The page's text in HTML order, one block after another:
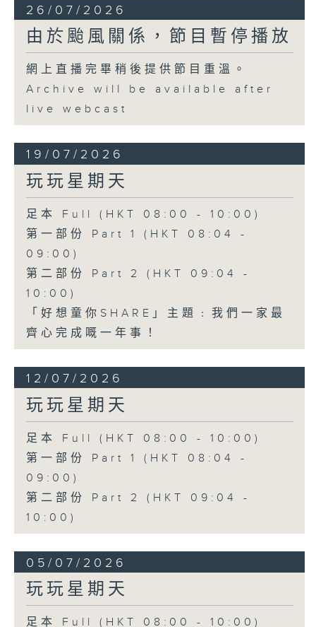
26/07/2026
由於颱風關係，節目暫停播放
網上直播完畢稍後提供節目重溫。
Archive will be available after
live webcast
19/07/2026
玩玩星期天
足本 Full (HKT 08:00 - 10:00)
第一部份 Part 1 (HKT 08:04 -
09:00)
第二部份 Part 2 (HKT 09:04 -
10:00)
「好想童你SHARE」主題﹕我們一家最
齊心完成嘅一年事！
12/07/2026
玩玩星期天
足本 Full (HKT 08:00 - 10:00)
第一部份 Part 1 (HKT 08:04 -
09:00)
第二部份 Part 2 (HKT 09:04 -
10:00)
05/07/2026
玩玩星期天
足本 Full (HKT 08:00 - 10:00)